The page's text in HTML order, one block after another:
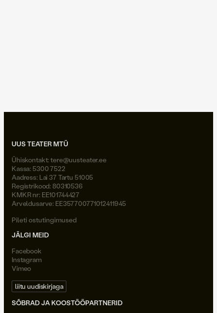
UUS TEATER MTÜ
Ühiskontakt:tere@uusteater.ee
Kassa: 5300 7522
Aadress: Lai 37 Tartu 51005
Registrikood: 80310536
KMKR nr: EE101744427
Arveldusarve: EE357700771012411945
Pileti ostutingimused
JÄLGI MEID
Facebook
Instagram
Vimeo
liitu uudiskirjaga
SÕBRAD JA KOOSTÖÖPARTNERID